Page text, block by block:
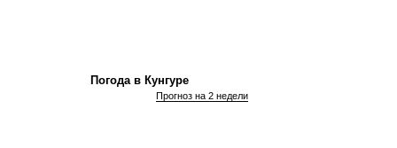
Погода в Кунгуре
Прогноз на 2 недели